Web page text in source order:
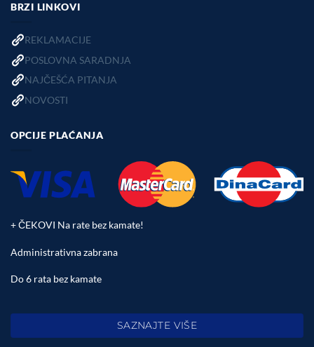
BRZI LINKOVI
REKLAMACIJE
POSLOVNA SARADNJA
NAJČEŠĆA PITANJA
NOVOSTI
OPCIJE PLAĆANJA
+ ČEKOVI Na rate bez kamate!
Administrativna zabrana
Do 6 rata bez kamate
SAZNAJTE VIŠE